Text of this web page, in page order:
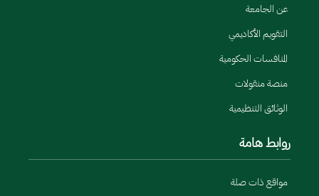
عن الجامعة
التقويم الأكاديمي
المنافسات الحكومية
منصة منقولات
الوثائق التنظيمية
روابط هامة
مواقع ذات صلة